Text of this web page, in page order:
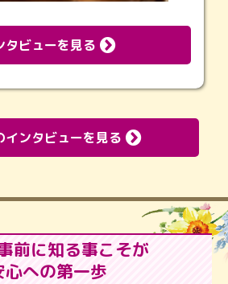
タビューを見る
インタビューを見る
前に知る事こそが
心への第一歩